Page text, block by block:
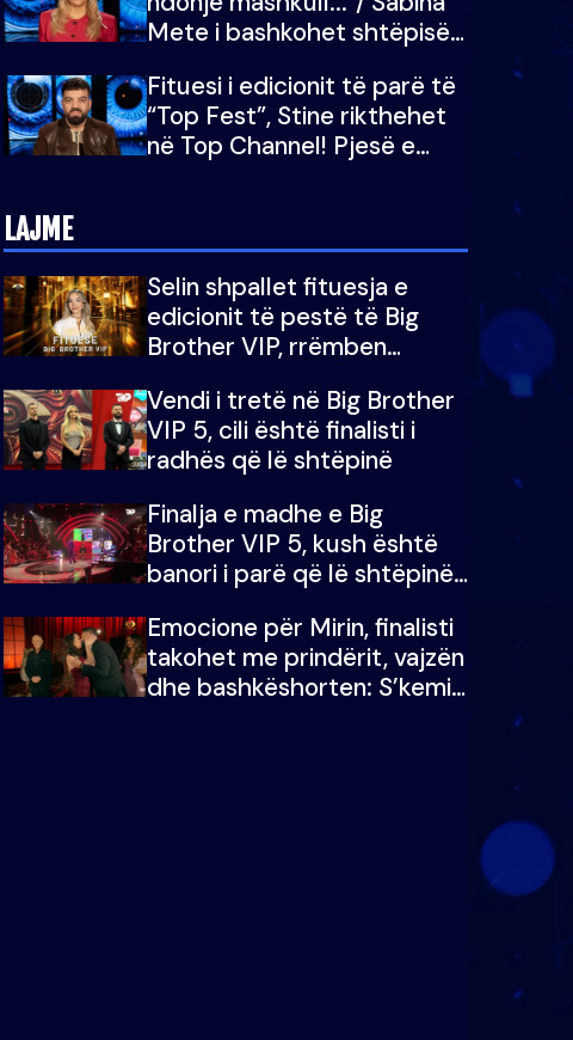
Mete i bashkohet shtëpisë
Ëmbëlsira për në fund!
Fituesi i edicionit të parë të
“Top Fest”, Stine rikthehet
në Top Channel! Pjesë e
LAJME
Selin shpallet fituesja e
edicionit të pestë të Big
Brother VIP, rrëmben
mijë eurosh
Vendi i tretë në Big Brother
VIP 5, cili është finalisti i
radhës që lë shtëpinë
Finalja e madhe e Big
Brother VIP 5, kush është
banori i parë që lë shtëpinë
fituar çmimin e madh
Emocione për Mirin, finalisti
takohet me prindërit, vajzën
dhe bashkëshorten: S’kemi